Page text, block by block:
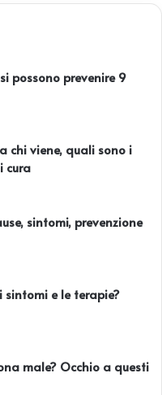
possono prevenire 9
chi viene, quali sono i
cura
sintomi, prevenzione
sintomi e le terapie?
male? Occhio a questi